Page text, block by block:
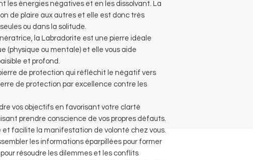
les énergies négatives et en les dissolvant. La
de plaire aux autres et elle est donc très
ou dans la solitude.
la Labradorite est une pierre idéale
(physique ou mentale) et elle vous aide
et profond.
de protection qui réfléchit le négatif vers
de protection par excellence contre les
vos objectifs en favorisant votre clarté
prendre conscience de vos propres défauts.
et facilite la manifestation de volonté chez vous.
les informations éparpillées pour former
résoudre les dilemmes et les conflits